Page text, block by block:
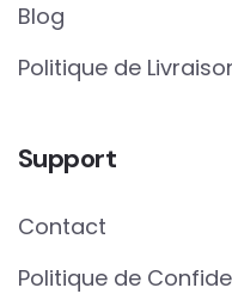
Blog
Politique de
Support
Contact
Politique de